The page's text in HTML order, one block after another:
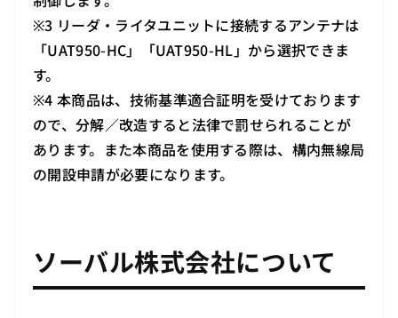
※3 リーダ・ライタユニットに接続するアンテナは
「UAT950-HC」「UAT950-HL」から選択できま
す。
※4 本商品は、技術基準適合証明を受けております
ので、分解／改造すると法律で罰せられることが
あります。また本商品を使用する際は、構内無線局
の開設申請が必要になります。
ソーバル株式会社について